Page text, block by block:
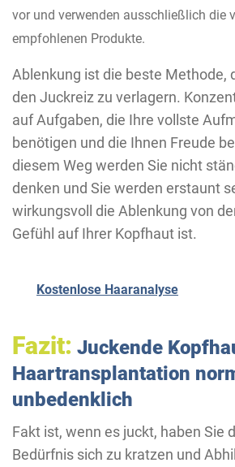
vor und verwenden ausschließlich die
empfohlenen Produkte.
Ablenkung ist die beste Methode,
den Juckreiz zu verlagern.
auf Aufgaben, die Ihre vollste
benötigen und die Ihnen Freude
diesem Weg werden Sie nicht
denken und Sie werden erstaunt
wirkungsvoll die Ablenkung von
Gefühl auf Ihrer Kopfhaut ist.
Kostenlose Haaranalyse
Fazit: Juckende
Haartransplantation
unbedenklich
Fakt ist, wenn es juckt, haben Sie
Bedürfnis sich zu kratzen und